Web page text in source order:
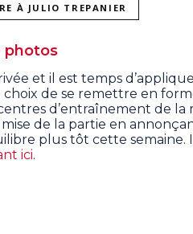
À JULIO TREPANIER
photos
et il est temps
de se remettre en
d’entraînement de la
mise de la partie en
plus tôt cette semaine.
ici.